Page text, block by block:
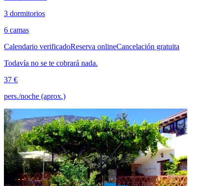
3 dormitorios
6 camas
Calendario verificadoReserva onlineCancelación gratuita
Todavía no se te cobrará nada.
37 €
pers./noche (aprox.)